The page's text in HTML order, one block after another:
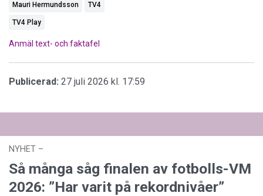
Mauri Hermundsson TV4
TV4 Play
Anmäl text- och faktafel
Publicerad: 27 juli 2026 kl. 17:59
NYHET –
Så många såg finalen av fotbolls-VM
2026: ”Har varit på rekordnivåer”